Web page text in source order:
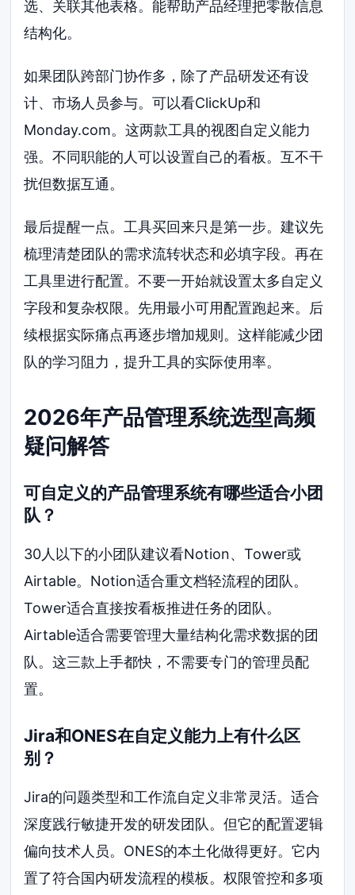
选、关联其他表格。能帮助产品经理把零散信息
结构化。
如果团队跨部门协作多，除了产品研发还有设
计、市场人员参与。可以看ClickUp和
Monday.com。这两款工具的视图自定义能力
强。不同职能的人可以设置自己的看板。互不干
扰但数据互通。
最后提醒一点。工具买回来只是第一步。建议先
梳理清楚团队的需求流转状态和必填字段。再在
工具里进行配置。不要一开始就设置太多自定义
字段和复杂权限。先用最小可用配置跑起来。后
续根据实际痛点再逐步增加规则。这样能减少团
队的学习阻力，提升工具的实际使用率。
2026年产品管理系统选型高频
疑问解答
可自定义的产品管理系统有哪些适合小团
队？
30人以下的小团队建议看Notion、Tower或
Airtable。Notion适合重文档轻流程的团队。
Tower适合直接按看板推进任务的团队。
Airtable适合需要管理大量结构化需求数据的团
队。这三款上手都快，不需要专门的管理员配
置。
Jira和ONES在自定义能力上有什么区
别？
Jira的问题类型和工作流自定义非常灵活。适合
深度践行敏捷开发的研发团队。但它的配置逻辑
偏向技术人员。ONES的本土化做得更好。它内
置了符合国内研发流程的模板。权限管控和多项